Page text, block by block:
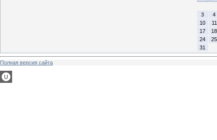
3
4
10
11
17
18
24
25
31
Полная версия сайта